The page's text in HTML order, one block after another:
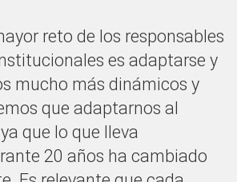
reto de los responsables
es adaptarse y
mucho más dinámicos y
que adaptarnos al
que lo que lleva
20 años ha cambiado